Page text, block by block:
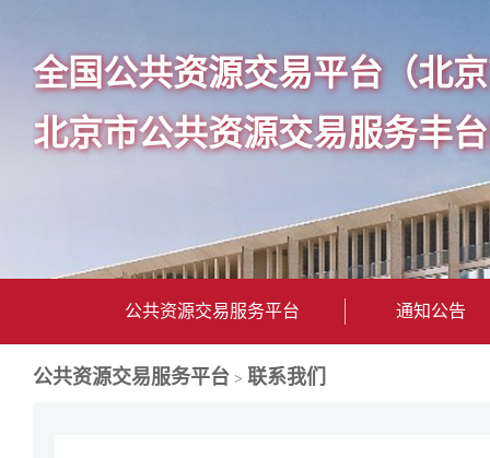
全国公共资源交易平台（北
北京市公共资源交易服务丰
公共资源交易服务平台 通知公告
公共资源交易服务平台 > 联系我们